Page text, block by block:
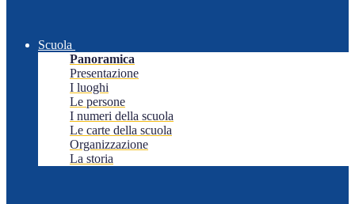
Scuola
Panoramica
Presentazione
I luoghi
Le persone
I numeri della scuola
Le carte della scuola
Organizzazione
La storia